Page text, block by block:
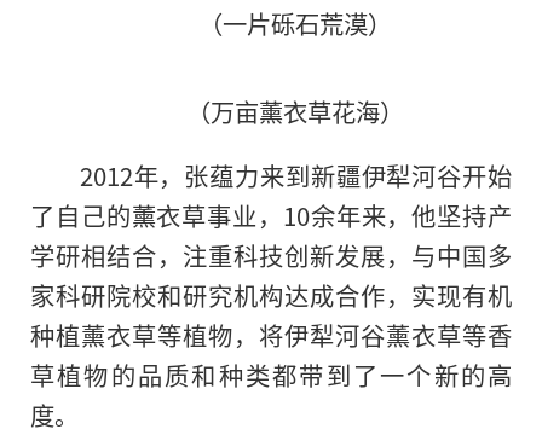
（一片砾石荒漠）
（万亩薰衣草花海）
2012年，张蕴力来到新疆伊犁河谷开始
了自己的薰衣草事业，10余年来，他坚持产
学研相结合，注重科技创新发展，与中国多
家科研院校和研究机构达成合作，实现有机
种植薰衣草等植物，将伊犁河谷薰衣草等香
草植物的品质和种类都带到了一个新的高
度。